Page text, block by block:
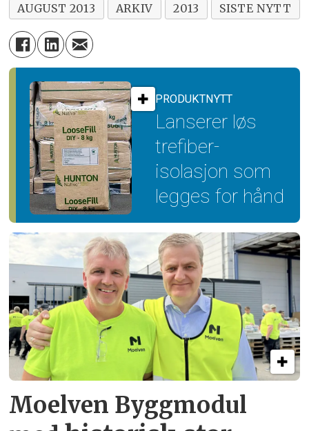
AUGUST 2013 ARKIV 2013 SISTE NYTT
PRODUKTNYTT
Lanserer løs
trefiber­
isolasjon som
legges for hånd
Moelven Byggmodul